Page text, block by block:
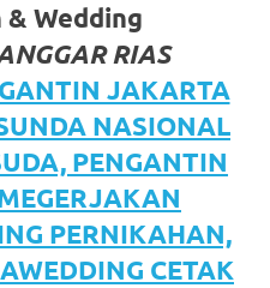
Wedding
RIAS
JAKARTA
NASIONAL
PENGANTIN
PERNIKAHAN,
CETAK